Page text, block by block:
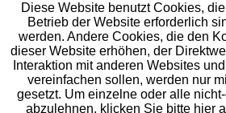
Diese Website benutzt Cookies,
Betrieb der Website erforderlich
werden. Andere Cookies, die den
dieser Website erhöhen, der
Interaktion mit anderen Websites
vereinfachen sollen, werden nur
gesetzt. Um einzelne oder alle
abzulehnen, klicken Sie bitte hier